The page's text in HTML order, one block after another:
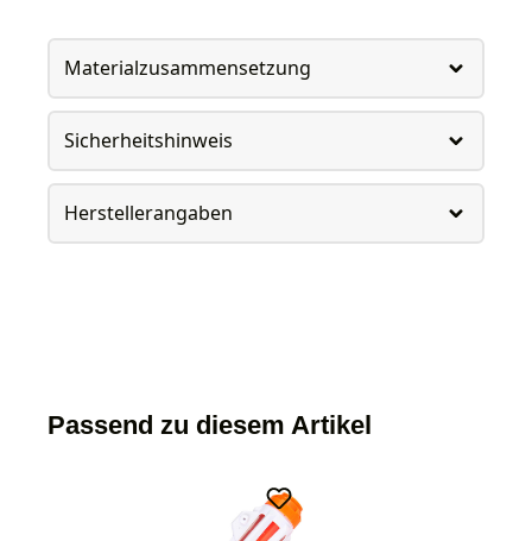
Materialzusammensetzung
Sicherheitshinweis
Herstellerangaben
Passend zu diesem Artikel